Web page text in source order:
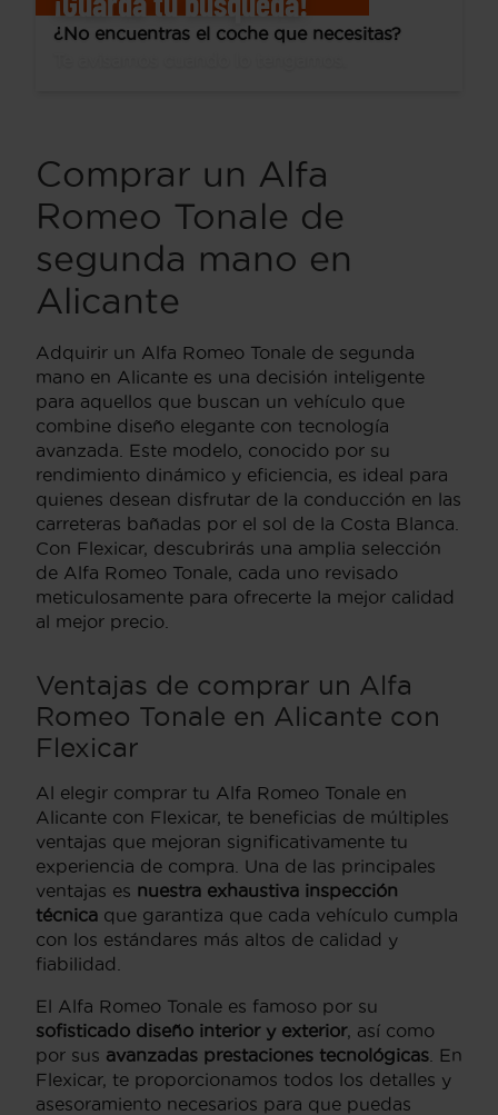
¿No encuentras el coche que necesitas?
Comprar un Alfa
Romeo Tonale de
segunda mano en
Alicante
Adquirir un Alfa Romeo Tonale de segunda
mano en Alicante es una decisión inteligente
para aquellos que buscan un vehículo que
combine diseño elegante con tecnología
avanzada. Este modelo, conocido por su
rendimiento dinámico y eficiencia, es ideal para
quienes desean disfrutar de la conducción en las
carreteras bañadas por el sol de la Costa Blanca.
Con Flexicar, descubrirás una amplia selección
de Alfa Romeo Tonale, cada uno revisado
meticulosamente para ofrecerte la mejor calidad
al mejor precio.
Ventajas de comprar un Alfa
Romeo Tonale en Alicante con
Flexicar
Al elegir comprar tu Alfa Romeo Tonale en
Alicante con Flexicar, te beneficias de múltiples
ventajas que mejoran significativamente tu
experiencia de compra. Una de las principales
ventajas es nuestra exhaustiva inspección
técnica que garantiza que cada vehículo cumpla
con los estándares más altos de calidad y
fiabilidad.
El Alfa Romeo Tonale es famoso por su
sofisticado diseño interior y exterior, así como
por sus avanzadas prestaciones tecnológicas . En
Flexicar, te proporcionamos todos los detalles y
asesoramiento necesarios para que puedas